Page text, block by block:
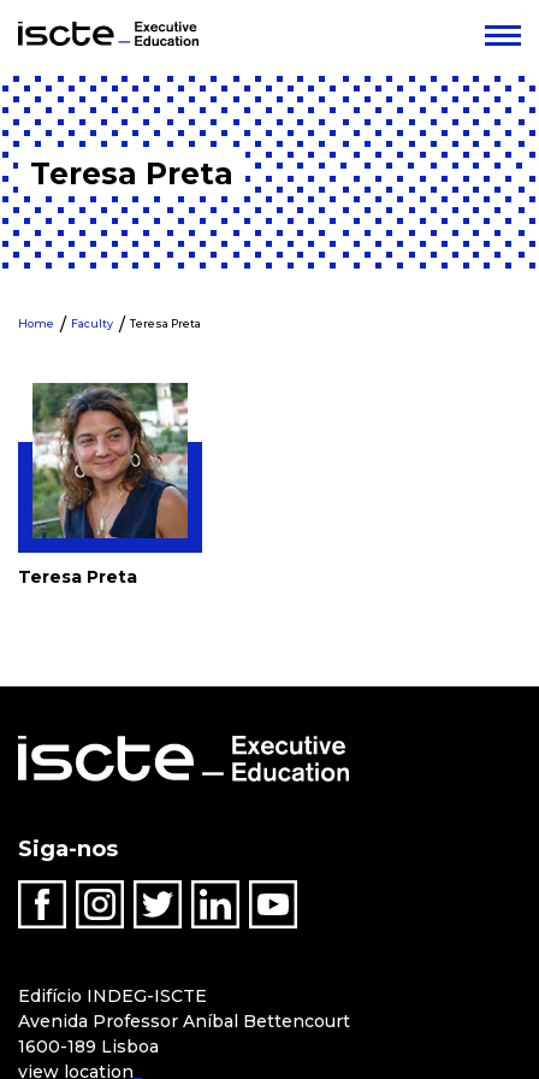
Teresa Preta
Home Faculty Teresa Preta
Teresa Preta
Siga-nos
Edifício INDEG-ISCTE
Avenida Professor Aníbal Bettencourt
1600-189 Lisboa
view location